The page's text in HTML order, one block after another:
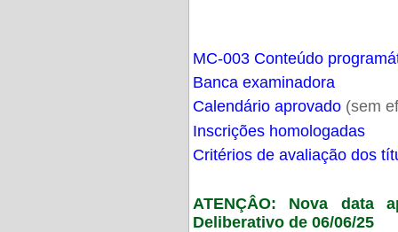
MC-003 Conteúdo
Banca examinadora
Calendário aprovado(sem
Inscrições homologadas
Critérios de avaliação dos
ATENÇÂO: Nova data
Deliberativo de 06/06/25